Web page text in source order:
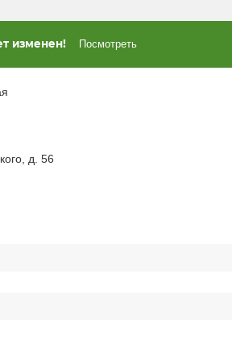
изменен! Посмотреть
д. 56